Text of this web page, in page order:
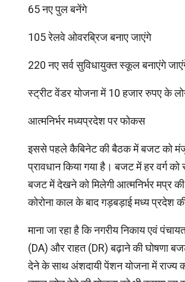
65 नए पुल बनेंगे
105 रेलवे ओवरब्रिज बनाए जाएंगे
220 नए सर्व सुविधायुक्त स्कूल बनाएंगे
स्ट्रीट वेंडर योजना में 10 हजार रुपए के
आत्मनिर्भर मध्यप्रदेश पर फोकस
इससे पहले कैबिनेट की बैठक में बजट को
प्रावधान किया गया है। बजट में हर वर्ग
बजट में देखने को मिलेगी आत्मनिर्भर मप्र
कोरोना काल के बाद गड़बड़ाई मध्य प्रदेश
माना जा रहा है कि नगरीय निकाय एवं
(DA) और राहत (DR) बढ़ाने की घोषणा
देने के साथ अंशदायी पेंशन योजना में राज्य